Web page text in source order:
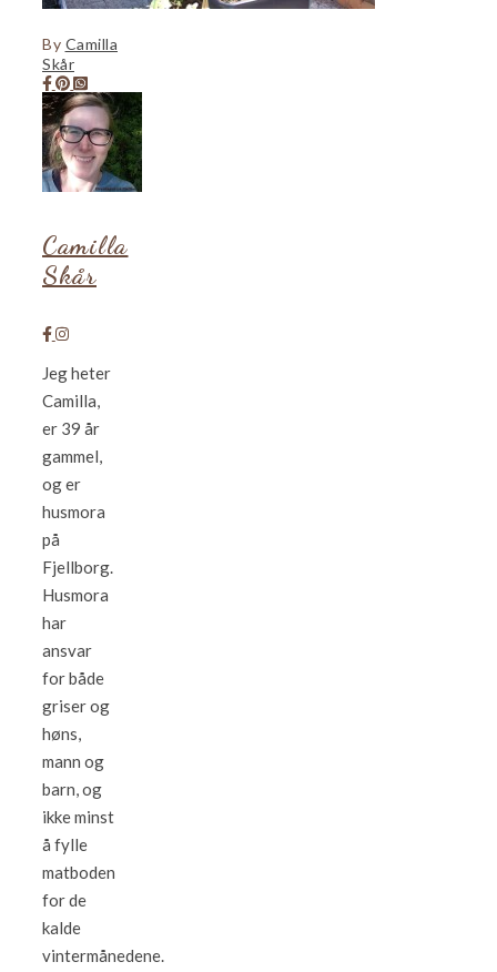
By Camilla
Skår
Camilla
Skår
Jeg heter
Camilla,
er 39 år
gammel,
og er
husmora
på
Fjellborg.
Husmora
har
ansvar
for både
griser og
høns,
mann og
barn, og
ikke minst
å fylle
matboden
for de
kalde
vintermånedene.